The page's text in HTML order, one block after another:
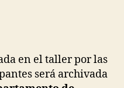
en el taller por las
será archivada